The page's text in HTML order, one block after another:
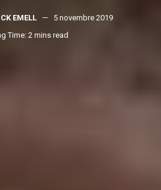
EMELL
5 novembre 2019
Time: 2 mins read